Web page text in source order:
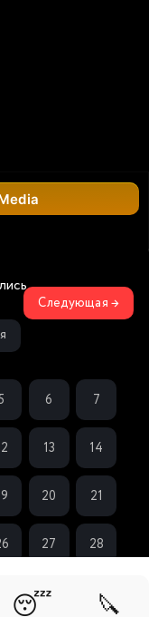
Следующая →
6 7
13 14
20 21
27 28
34 35
😴 🔪